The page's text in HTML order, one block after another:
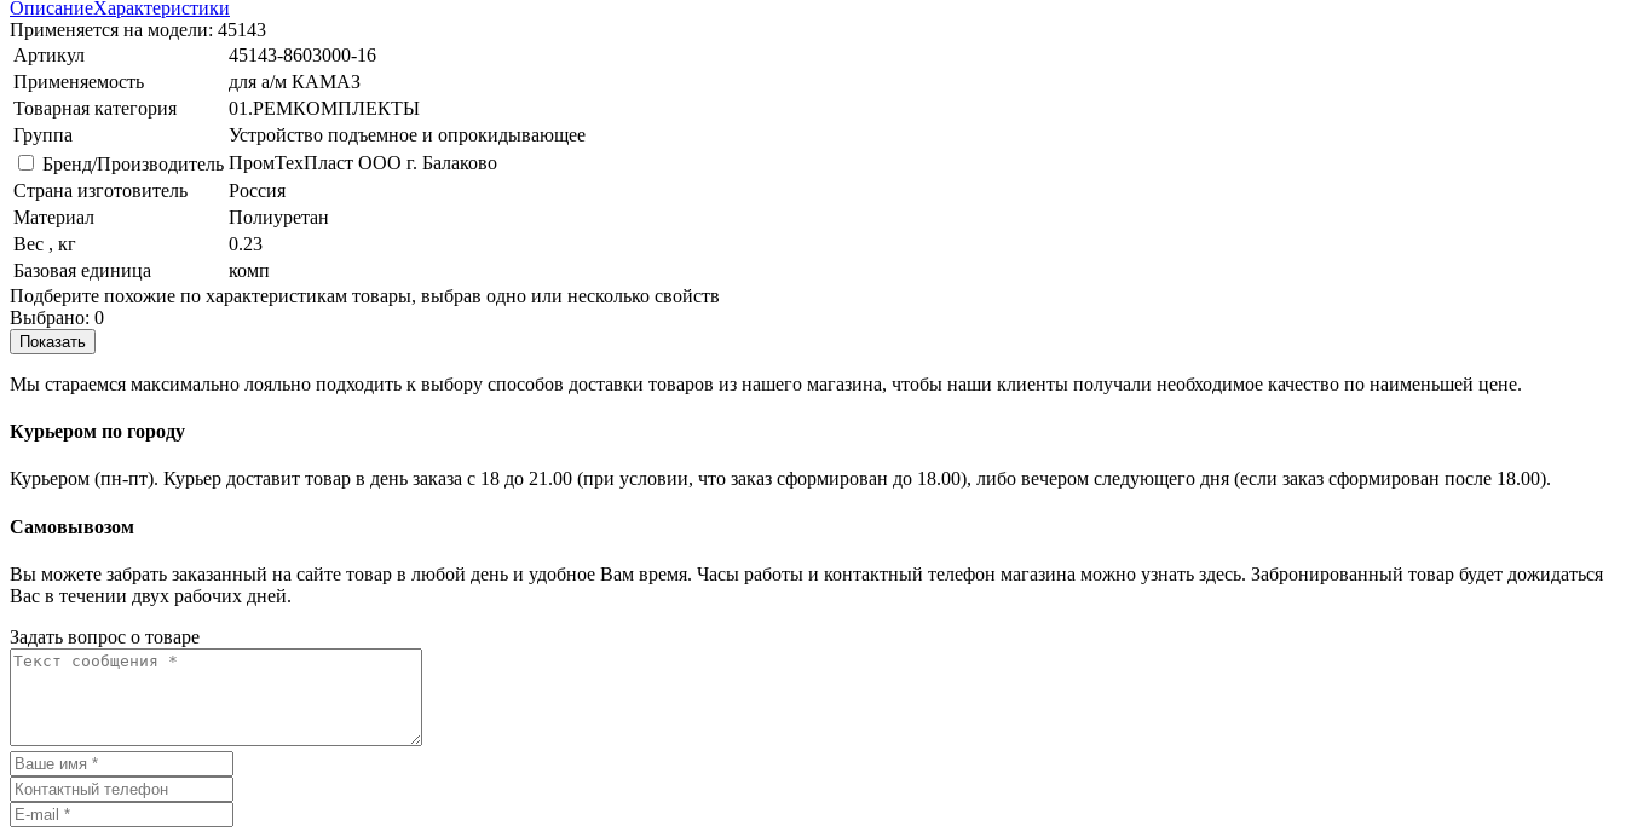
ОписаниеХарактеристики
Применяется на модели: 45143
Артикул
45143-8603000-16
Применяемость
для а/м КАМАЗ
Товарная категория
01.РЕМКОМПЛЕКТЫ
Группа
Устройство подъемное и опрокидывающее
Бренд/Производитель ПромТехПласт ООО г. Балаково
Страна изготовитель
Россия
Материал
Полиуретан
Вес , кг
0.23
Базовая единица
комп
Подберите похожие по характеристикам товары, выбрав одно или несколько свойств
Выбрано: 0
Показать
Мы стараемся максимально лояльно подходить к выбору способов доставки товаров из нашего магазина, чтобы наши клиенты получали необходимое качество по наименьшей цене.
Курьером по городу
Курьером (пн-пт). Курьер доставит товар в день заказа с 18 до 21.00 (при условии, что заказ сформирован до 18.00), либо вечером следующего дня (если заказ сформирован после 18.00).
Самовывозом
Вы можете забрать заказанный на сайте товар в любой день и удобное Вам время. Часы работы и контактный телефон магазина можно узнать здесь. Забронированный товар будет дожидаться
Вас в течении двух рабочих дней.
Задать вопрос о товаре